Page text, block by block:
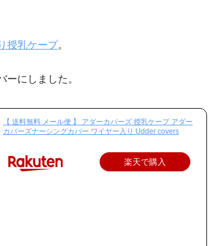
授乳ケープ。
ーにしました。
【 送料無料 メール便 】 アダーカバーズ 授乳ケープ アダー
カバーズナーシングカバー ワイヤー入り Udder covers
楽天で購入